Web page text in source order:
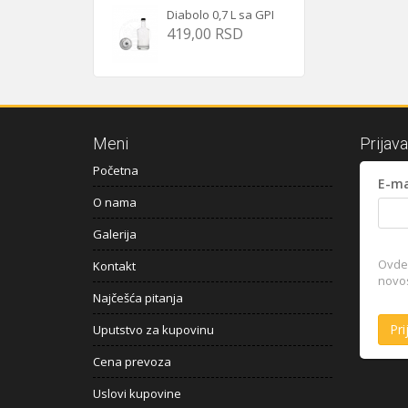
Diabolo 0,7 L sa GPI
419,00 RSD
Meni
Početna
O nama
Galerija
Kontakt
Najčešća pitanja
Uputstvo za kupovinu
Cena prevoza
Uslovi kupovine
E-